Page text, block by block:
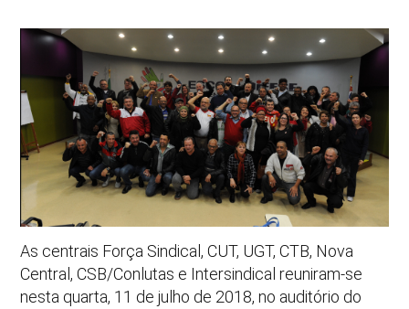
As centrais Força Sindical, CUT, UGT, CTB, Nova
Central, CSB/Conlutas e Intersindical reuniram-se
nesta quarta, 11 de julho de 2018, no auditório do